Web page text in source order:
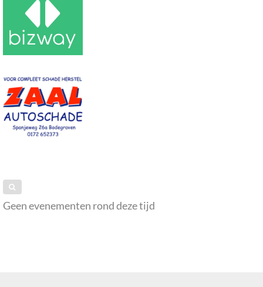
Geen evenementen rond deze tijd